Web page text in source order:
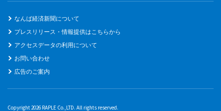
なんば経済新聞について
プレスリリース・情報提供はこちらから
アクセスデータの利用について
お問い合わせ
広告のご案内
Copyright 2026 RAPLE Co.,LTD. All rights reserved.